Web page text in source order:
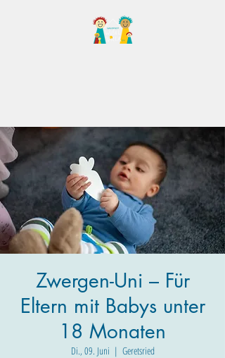
Zwergen-Uni – Für
Eltern mit Babys unter
18 Monaten
Di., 09. Juni
  |
Geretsried